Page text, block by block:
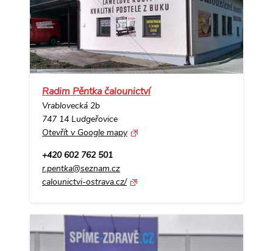
Radim Pěntka čalounictví
Vrablovecká 2b
747 14 Ludgeřovice
Otevřít v Google mapy
+420 602 762 501
r.pentka@seznam.cz
calounictvi-ostrava.cz/